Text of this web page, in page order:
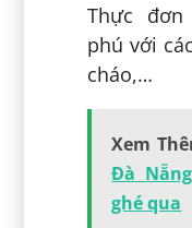
Thực
phú với
cháo,…
Xem
Đà
ghé qua